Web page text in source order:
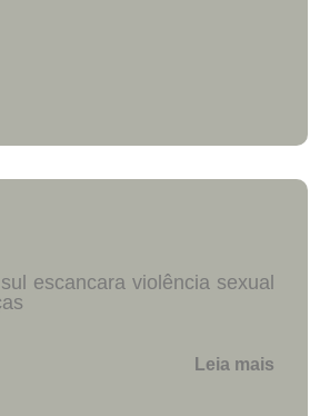
escancara violência sexual
Leia mais